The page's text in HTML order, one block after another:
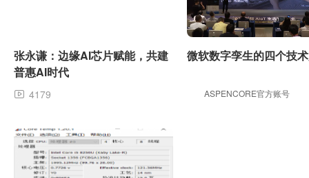
张永谦：边缘AI芯片赋能，共建
普惠AI时代
 4179
微软数字孪生的四个技
ASPENCORE官方账号